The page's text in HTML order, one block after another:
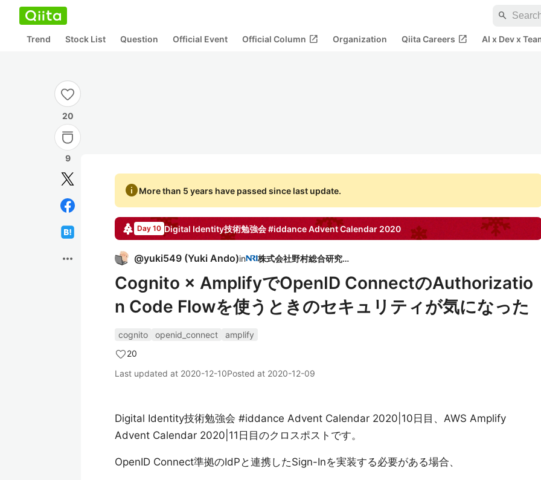
search
Trend Stock List Question Official Event Official Column open_in_new Organization Qiita Careers open_in_new AI x Dev x
20
9
more_horiz
infoMore than 5 years have passed since last update.
Day 10 Digital Identity技術勉強会 #iddanceAdvent Calendar 2020
@yuki549 (Yuki Ando)in 株式会社野村総合研究所
Cognito × AmplifyでOpenID ConnectのAuthorizatio
n Code Flowを使うときのセキュリティが気になった
cognito openid_connect
amplify
20
Last updated at 2020-12-10Posted at 2020-12-09
Digital Identity技術勉強会 #iddance Advent Calendar 2020|10日目、AWS Amplify
Advent Calendar 2020|11日目のクロスポストです。
OpenID Connect準拠のIdPと連携したSign-Inを実装する必要がある場合、